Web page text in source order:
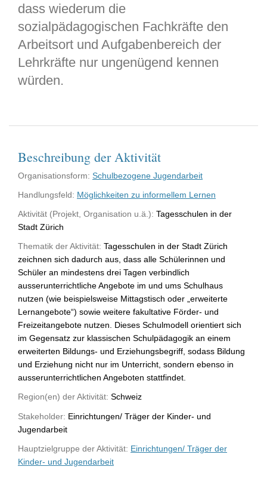
dass wiederum die
sozialpädagogischen Fachkräfte den
Arbeitsort und Aufgabenbereich der
Lehrkräfte nur ungenügend kennen
würden.
Beschreibung der Aktivität
Organisationsform: Schulbezogene Jugendarbeit
Handlungsfeld: Möglichkeiten zu informellem Lernen
Aktivität (Projekt, Organisation u.ä.): Tagesschulen in der
Stadt Zürich
Thematik der Aktivität: Tagesschulen in der Stadt Zürich
zeichnen sich dadurch aus, dass alle Schülerinnen und
Schüler an mindestens drei Tagen verbindlich
ausserunterrichtliche Angebote im und ums Schulhaus
nutzen (wie beispielsweise Mittagstisch oder „erweiterte
Lernangebote“) sowie weitere fakultative Förder- und
Freizeitangebote nutzen. Dieses Schulmodell orientiert sich
im Gegensatz zur klassischen Schulpädagogik an einem
erweiterten Bildungs- und Erziehungsbegriff, sodass Bildung
und Erziehung nicht nur im Unterricht, sondern ebenso in
ausserunterrichtlichen Angeboten stattfindet.
Region(en) der Aktivität: Schweiz
Stakeholder: Einrichtungen/ Träger der Kinder- und
Jugendarbeit
Hauptzielgruppe der Aktivität: Einrichtungen/ Träger der
Kinder- und Jugendarbeit